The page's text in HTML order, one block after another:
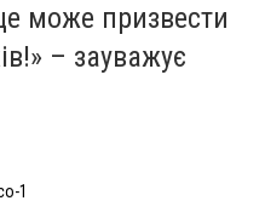
може призвести
– зауважує
1